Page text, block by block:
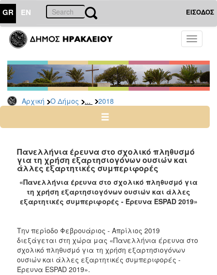
GR EN ΕΙΣΟΔΟΣ
Toggle
Αρχική Ο Δήμος ... 2018
ΔΗΜΟΣ
Δελτία
Τύπου
Αρχείο
2026
2024
2022
2021
2020
2019
2017
2016
2015
Πανελλήνια έρευνα στο σχολικό πληθυσμό
για τη χρήση εξαρτησιογόνων ουσιών και
άλλες εξαρτητικές συμπεριφορές
«Πανελλήνια έρευνα στο σχολικό πληθυσμό για
τη χρήση εξαρτησιογόνων ουσιών και άλλες
εξαρτητικές συμπεριφορές - Έρευνα ESPAD 2019»
Την περίοδο Φεβρουάριος - Απρίλιος 2019
διεξάγεται στη χώρα μας «Πανελλήνια έρευνα στο
σχολικό πληθυσμό για τη χρήση εξαρτησιογόνων
ουσιών και άλλες εξαρτητικές συμπεριφορές -
Έρευνα ESPAD 2019».